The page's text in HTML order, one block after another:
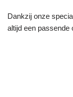
Dankzij onze
altijd een passende